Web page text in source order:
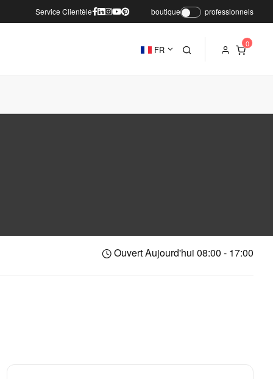
Service Clientèle boutique professionnels
FR
Ouvert Aujourd'hui 08:00 - 17:00